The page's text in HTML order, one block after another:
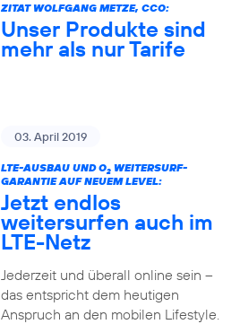
ZITAT WOLFGANG METZE, CCO:
Unser Produkte sind
mehr als nur Tarife
03. April 2019
LTE-AUSBAU UND O2WEITERSURF-
GARANTIE AUF NEUEM LEVEL:
Jetzt endlos
weitersurfen auch im
LTE-Netz
Jederzeit und überall online sein –
das entspricht dem heutigen
Anspruch an den mobilen Lifestyle.